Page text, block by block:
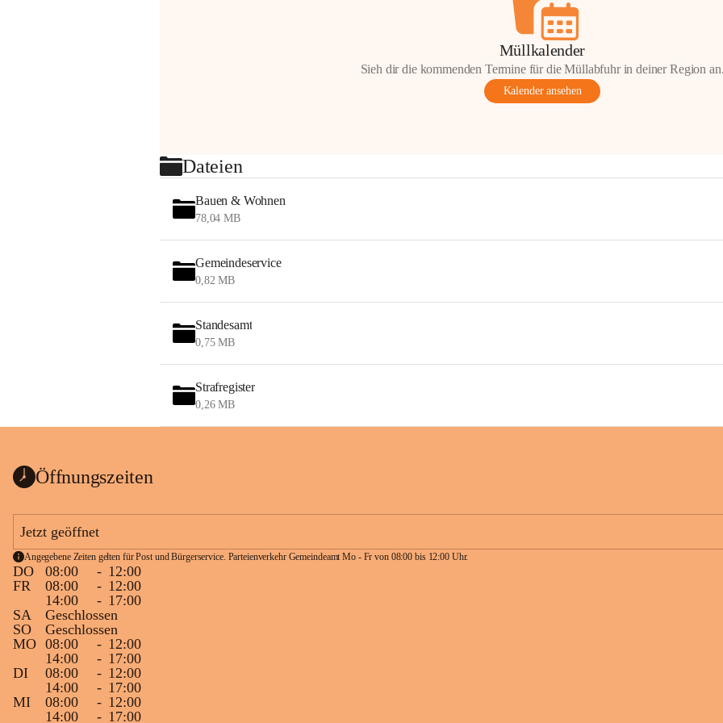
Müllkalender
Sieh dir die kommenden Termine für die Müllabfuhr in deiner Region
Kalender ansehen
Dateien
Bauen & Wohnen
78,04 MB
Gemeindeservice
0,82 MB
Standesamt
0,75 MB
Strafregister
0,26 MB
Öffnungszeiten
Jetzt geöffnet
Angegebene Zeiten gelten für Post und Bürgerservice. Parteienverkehr Gemeindeamt Mo - Fr von 08:00 bis 12:00 Uhr.
DO 08:00 - 12:00
FR
08:00 - 12:00
14:00
- 17:00
SA
Geschlossen
SO
Geschlossen
MO 08:00 - 12:00
14:00
- 17:00
DI
08:00 - 12:00
14:00
- 17:00
MI
08:00 - 12:00
14:00
- 17:00